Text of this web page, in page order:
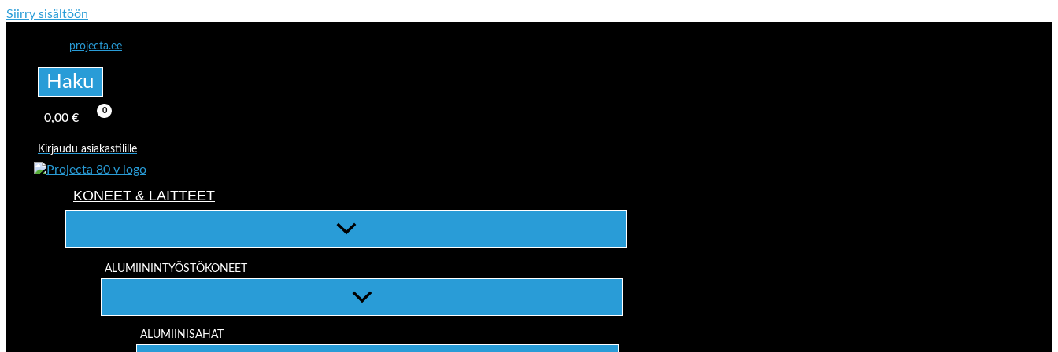
Siirry sisältöön
projecta.ee
Haku
0,00€
Kirjaudu asiakastilille
KONEET & LAITTEET
ALUMIININTYÖSTÖKONEET
ALUMIINISAHAT